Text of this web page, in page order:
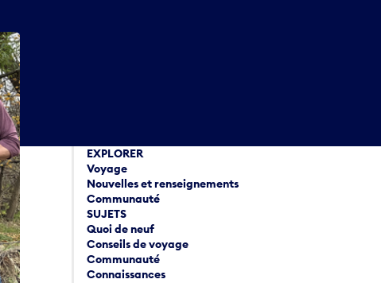
EXPLORER
Voyage
Nouvelles et renseignements
Communauté
SUJETS
Quoi de neuf
Conseils de voyage
Communauté
Connaissances